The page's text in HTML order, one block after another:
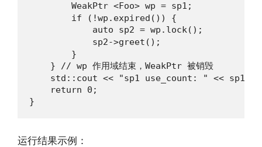
WeakPtr <Foo> wp = sp1;
        if (!wp.expired()) {
auto sp2 = wp.lock();        //
sp2->greet();                //
        }
    } // wp 作用域结束，WeakPtr 被销毁
std::cout << "sp1 use_count: " <<
    return 0;
}
运行结果示例：